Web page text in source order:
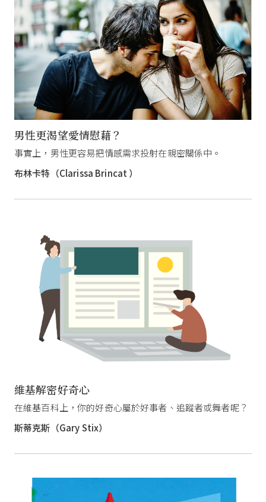
男性更渴望愛情慰藉？
事實上，男性更容易把情感需求投射在親密關係中。
布林卡特（Clarissa Brincat ）
維基解密好奇心
在維基百科上，你的好奇心屬於好事者、追蹤者或舞者呢？
斯蒂克斯（Gary Stix）